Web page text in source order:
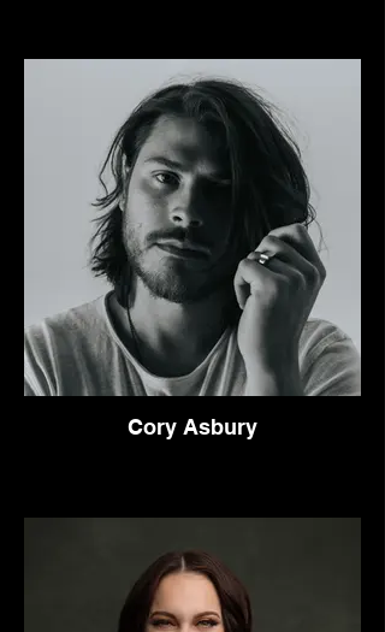
Cory Asbury